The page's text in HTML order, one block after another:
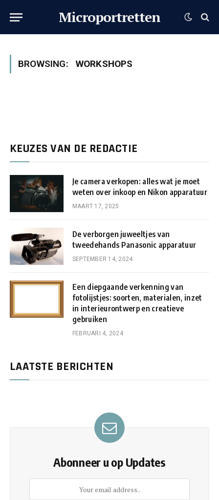
Microportretten
BROWSING: WORKSHOPS
KEUZES VAN DE REDACTIE
Je camera verkopen: alles wat je moet
weten over inkoop en Nikon apparatuur
MAART 17, 2025
De verborgen juweeltjes van
tweedehands Panasonic apparatuur
SEPTEMBER 14, 2024
Een diepgaande verkenning van
fotolijstjes: soorten, materialen, inzet
in interieurontwerp en creatieve
gebruiken
FEBRUARI 4, 2024
LAATSTE BERICHTEN
Abonneer u op Updates